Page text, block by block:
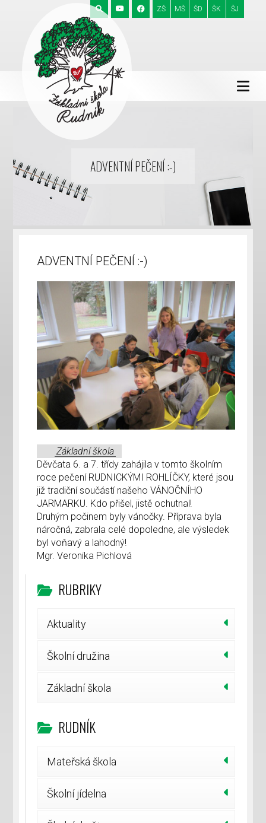
ZŠ MŠ ŠD ŠK ŠJ
ADVENTNÍ PEČENÍ :-)
ADVENTNÍ PEČENÍ :-)
Základní škola
Děvčata 6. a 7. třídy zahájila v tomto školním
roce pečení RUDNICKÝMI ROHLÍČKY, které jsou
již tradiční součástí našeho VÁNOČNÍHO
JARMARKU. Kdo přišel, jistě ochutnal!
Druhým počinem byly vánočky. Příprava byla
náročná, zabrala celé dopoledne, ale výsledek
byl voňavý a lahodný!
Mgr. Veronika Pichlová
RUBRIKY
Aktuality
Školní družina
Základní škola
RUDNÍK
Mateřská škola
Školní jídelna